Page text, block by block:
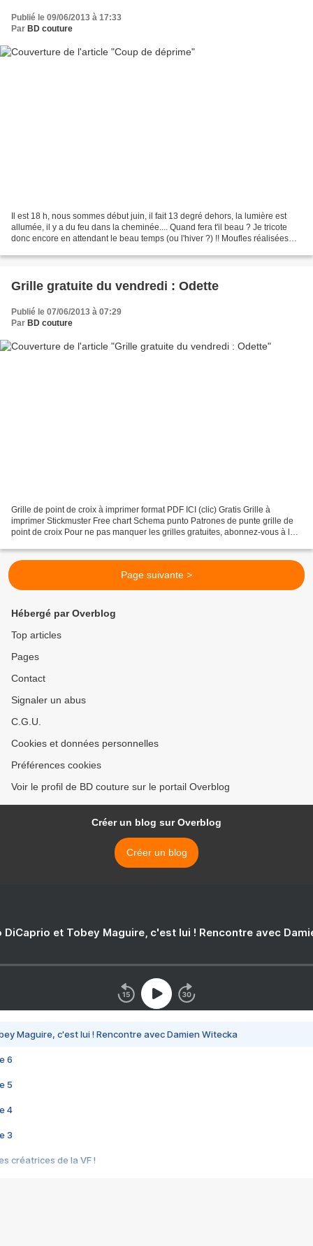
Publié le 09/06/2013 à 17:33
Par BD couture
Il est 18 h, nous sommes début juin, il fait 13 degré dehors, la lumière est
allumée, il y a du feu dans la cheminée.... Quand fera t'il beau ? Je tricote
donc encore en attendant le beau temps (ou l'hiver ?) !! Moufles réalisées
Grille gratuite du vendredi : Odette
Publié le 07/06/2013 à 07:29
Par BD couture
Grille de point de croix à imprimer format PDF ICI (clic) Gratis Grille à
imprimer Stickmuster Free chart Schema punto Patrones de punte grille de
point de croix Pour ne pas manquer les grilles gratuites, abonnez-vous à la
Page suivante >
Hébergé par Overblog
Top articles
Pages
Contact
Signaler un abus
C.G.U.
Cookies et données personnelles
Préférences cookies
Voir le profil de BD couture sur le portail Overblog
Créer un blog sur Overblog
Créer un blog
DiCaprio et Tobey Maguire, c'est lui ! Rencontre avec
Maguire, c'est lui ! Rencontre avec Damien Witecka
6
5
4
3
créatrices de la VF !